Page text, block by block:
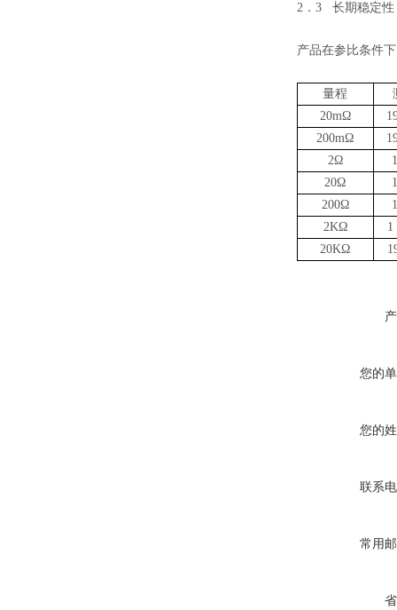
2． 3 长期稳定性
产品在参比条件
量程
20mΩ
200mΩ
2Ω
1
20Ω
200Ω
2KΩ 1
20KΩ
您的
您的
联系
常用